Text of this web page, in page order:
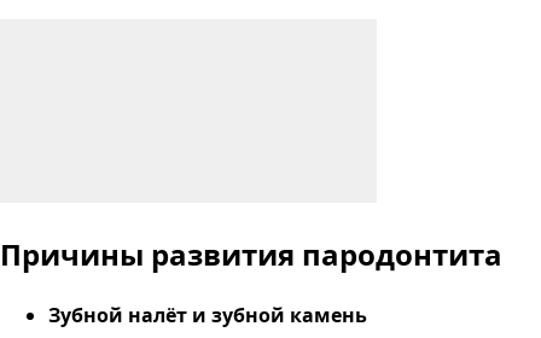
Причины развития пародонтита
Зубной налёт и зубной камень